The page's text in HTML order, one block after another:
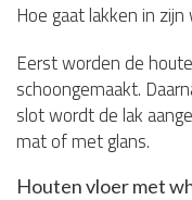
Hoe gaat lakken in zijn
Eerst worden de
schoongemaakt.
slot wordt de lak
mat of met glans.
Houten vloer met